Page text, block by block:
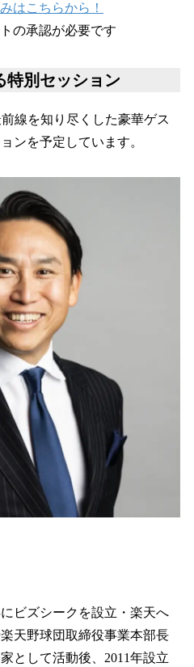
はこちらから！
の承認が必要です
特別セッション
線を知り尽くした豪華ゲス
ンを予定しています。
ビズシークを設立・楽天へ
天野球団取締役事業本部長
として活動後、2011年設立